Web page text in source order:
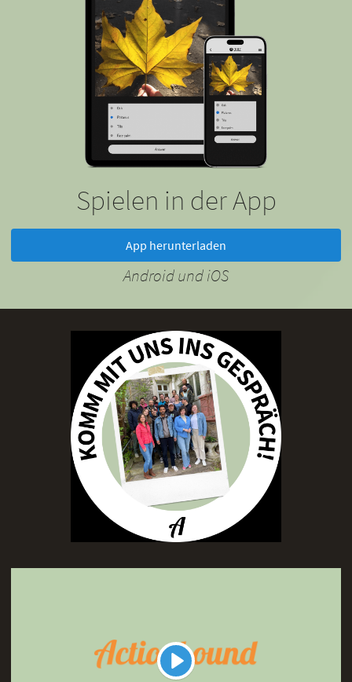
Spielen in der App
App herunterladen
Android und iOS
Play